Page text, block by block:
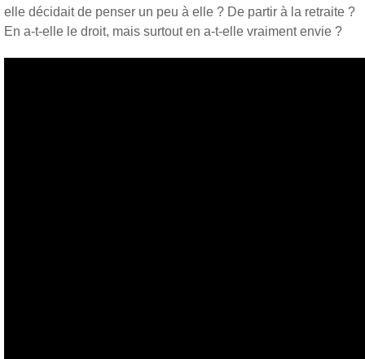
elle décidait de penser un peu à elle ? De partir à la retraite ?
En a-t-elle le droit, mais surtout en a-t-elle vraiment envie ?